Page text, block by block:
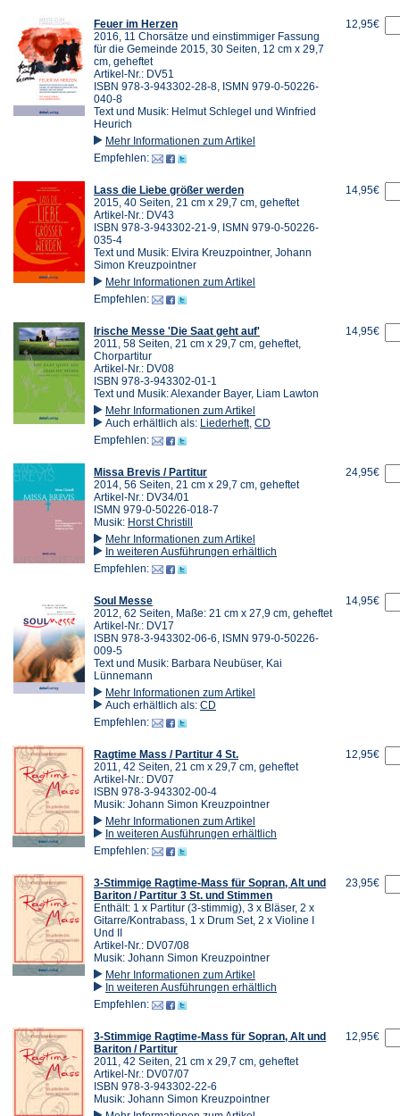
Feuer im Herzen
2016, 11 Chorsätze und einstimmiger Fassung
für die Gemeinde 2015, 30 Seiten, 12 cm x 29,7
cm, geheftet
Artikel-Nr.: DV51
ISBN 978-3-943302-28-8, ISMN 979-0-50226-
040-8
Text und Musik: Helmut Schlegel und Winfried
Heurich
Mehr Informationen zum Artikel
Empfehlen:
12,95€
Lass die Liebe größer werden
2015, 40 Seiten, 21 cm x 29,7 cm, geheftet
Artikel-Nr.: DV43
ISBN 978-3-943302-21-9, ISMN 979-0-50226-
035-4
Text und Musik: Elvira Kreuzpointner, Johann
Simon Kreuzpointner
Mehr Informationen zum Artikel
Empfehlen:
14,95€
Irische Messe 'Die Saat geht auf'
2011, 58 Seiten, 21 cm x 29,7 cm, geheftet,
Chorpartitur
Artikel-Nr.: DV08
ISBN 978-3-943302-01-1
Text und Musik: Alexander Bayer, Liam Lawton
Mehr Informationen zum Artikel
Auch erhältlich als: Liederheft, CD
Empfehlen:
14,95€
Missa Brevis / Partitur
2014, 56 Seiten, 21 cm x 29,7 cm, geheftet
Artikel-Nr.: DV34/01
ISMN 979-0-50226-018-7
Musik: Horst Christill
Mehr Informationen zum Artikel
In weiteren Ausführungen erhältlich
Empfehlen:
24,95€
Soul Messe
2012, 62 Seiten, Maße: 21 cm x 27,9 cm, geheftet
Artikel-Nr.: DV17
ISBN 978-3-943302-06-6, ISMN 979-0-50226-
009-5
Text und Musik: Barbara Neubüser, Kai
Lünnemann
Mehr Informationen zum Artikel
Auch erhältlich als: CD
Empfehlen:
14,95€
Ragtime Mass / Partitur 4 St.
2011, 42 Seiten, 21 cm x 29,7 cm, geheftet
Artikel-Nr.: DV07
ISBN 978-3-943302-00-4
Musik: Johann Simon Kreuzpointner
Mehr Informationen zum Artikel
In weiteren Ausführungen erhältlich
Empfehlen:
12,95€
3-Stimmige Ragtime-Mass für Sopran, Alt und
Bariton / Partitur 3 St. und Stimmen
Enthält: 1 x Partitur (3-stimmig), 3 x Bläser, 2 x
Gitarre/Kontrabass, 1 x Drum Set, 2 x Violine I
Und II
Artikel-Nr.: DV07/08
Musik: Johann Simon Kreuzpointner
Mehr Informationen zum Artikel
In weiteren Ausführungen erhältlich
Empfehlen:
23,95€
3-Stimmige Ragtime-Mass für Sopran, Alt und
Bariton / Partitur
2011, 42 Seiten, 21 cm x 29,7 cm, geheftet
Artikel-Nr.: DV07/07
ISBN 978-3-943302-22-6
Musik: Johann Simon Kreuzpointner
12,95€